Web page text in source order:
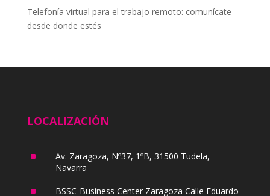
Telefonía virtual para el trabajo remoto: comunícate
desde donde estés
LOCALIZACIÓN
^
Av. Zaragoza, Nº37, 1ºB, 31500 Tudela,
Navarra
^
BSSC-Business Center Zaragoza Calle Eduardo